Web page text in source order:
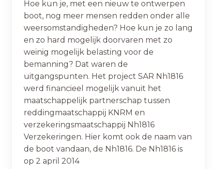
Hoe kun je, met een nieuw te ontwerpen
boot, nog meer mensen redden onder alle
weersomstandigheden? Hoe kun je zo lang
en zo hard mogelijk doorvaren met zo
weinig mogelijk belasting voor de
bemanning? Dat waren de
uitgangspunten. Het project SAR Nh1816
werd financieel mogelijk vanuit het
maatschappelijk partnerschap tussen
reddingmaatschappij KNRM en
verzekeringsmaatschappij Nh1816
Verzekeringen. Hier komt ook de naam van
de boot vandaan, de Nh1816. De Nh1816 is
op 2 april 2014